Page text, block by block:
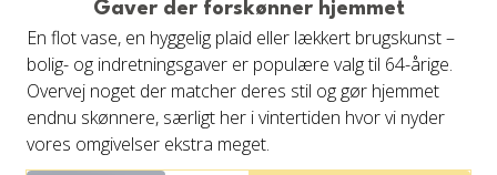
Fremragende Trustpilot rating
på 4.6 ud af 5
Gaver der forskønner hjemmet
En flot vase, en hyggelig plaid eller lækkert brugskunst –
bolig- og indretningsgaver er populære valg til 64-årige.
Overvej noget der matcher deres stil og gør hjemmet
endnu skønnere, særligt her i vintertiden hvor vi nyder
vores omgivelser ekstra meget.